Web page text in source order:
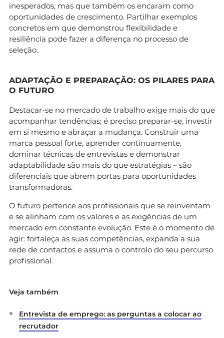
inesperados, mas que também os encaram como
oportunidades de crescimento. Partilhar exemplos
concretos em que demonstrou flexibilidade e
resiliência pode fazer a diferença no processo de
seleção.
ADAPTAÇÃO E PREPARAÇÃO: OS PILARES PARA
O FUTURO
Destacar-se no mercado de trabalho exige mais do que
acompanhar tendências; é preciso preparar-se, investir
em si mesmo e abraçar a mudança. Construir uma
marca pessoal forte, aprender continuamente,
dominar técnicas de entrevistas e demonstrar
adaptabilidade são mais do que estratégias – são
diferenciais que abrem portas para oportunidades
transformadoras.
O futuro pertence aos profissionais que se reinventam
e se alinham com os valores e as exigências de um
mercado em constante evolução. Este é o momento de
agir: fortaleça as suas competências, expanda a sua
rede de contactos e assuma o controlo do seu percurso
profissional.
Veja também
Entrevista de emprego: as perguntas a colocar ao
recrutador